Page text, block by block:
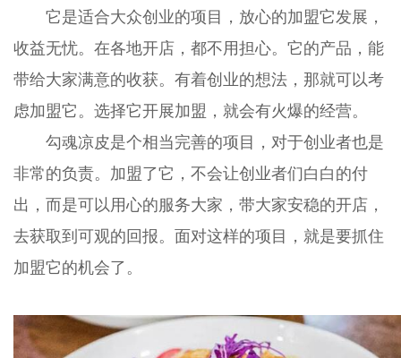
它是适合大众创业的项目，放心的加盟它发展，
收益无忧。在各地开店，都不用担心。它的产品，能
带给大家满意的收获。有着创业的想法，那就可以考
虑加盟它。选择它开展加盟，就会有火爆的经营。
勾魂凉皮是个相当完善的项目，对于创业者也是
非常的负责。加盟了它，不会让创业者们白白的付
出，而是可以用心的服务大家，带大家安稳的开店，
去获取到可观的回报。面对这样的项目，就是要抓住
加盟它的机会了。